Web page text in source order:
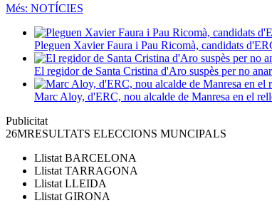
Més: NOTÍCIES
Pleguen Xavier Faura i Pau Ricomà, candidats
El regidor de Santa Cristina d'Aro suspès per no
Marc Aloy, d'ERC, nou alcalde de Manresa en el
Publicitat
26MRESULTATS ELECCIONS MUNCIPALS
Llistat BARCELONA
Llistat TARRAGONA
Llistat LLEIDA
Llistat GIRONA